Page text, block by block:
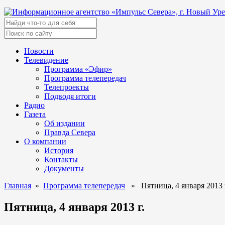
Новости
Телевидение
Программа «Эфир»
Программа телепередач
Телепроекты
Подводя итоги
Радио
Газета
Об издании
Правда Севера
О компании
История
Контакты
Документы
Главная » Программа телепередач » Пятница, 4 января 2013
Пятница, 4 января 2013 г.